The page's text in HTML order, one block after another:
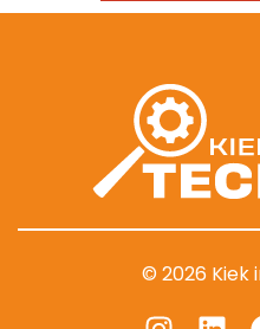
© 2026 Kiek